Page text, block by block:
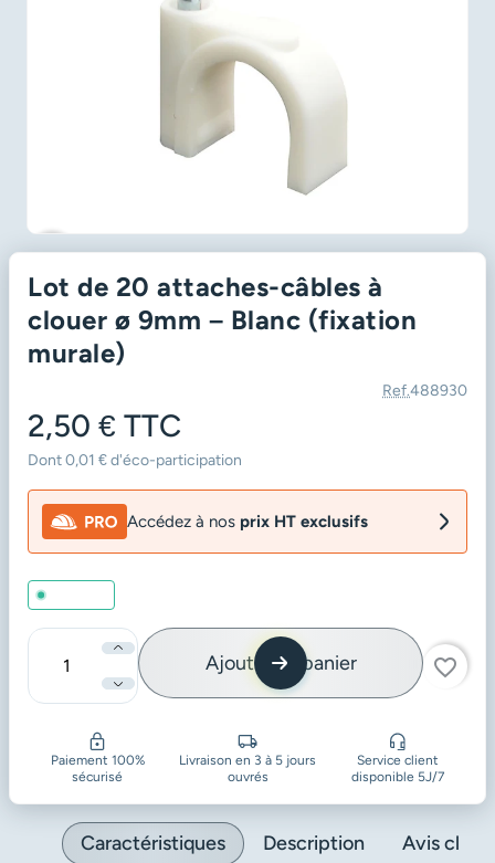
favorite_border
Lot de 20 attaches-câbles à
clouer ø 9mm – Blanc (fixation
murale)
Ref.488930
2,50 € TTC
Dont 0,01 € d'éco-participation
Accédez à nos prix HT exclusifs
Quantité
Ajouter au panier favorite_border
Paiement 100%
sécurisé
Livraison en 3 à 5 jours
ouvrés
Service client
disponible 5J/7
Caractéristiques Description Avis